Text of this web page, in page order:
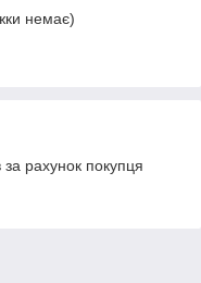
немає)
рахунок покупця